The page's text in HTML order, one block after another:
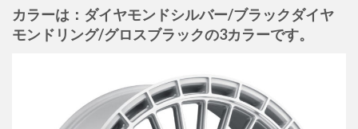
カラーは：ダイヤモンドシルバー/ブラックダイヤ
モンドリング/グロスブラックの3カラーです。